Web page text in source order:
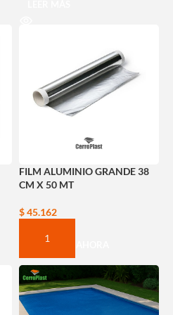
FILM ALUMINIO GRANDE 38
CM X 50 MT
$45.162
COMPRAR AHORA